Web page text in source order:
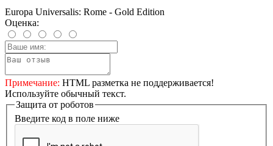
Europa Universalis: Rome - Gold Edition
Оценка:
Примечание: HTML разметка не поддерживается!
Используйте обычный текст.
Защита от роботов
Введите код в поле ниже